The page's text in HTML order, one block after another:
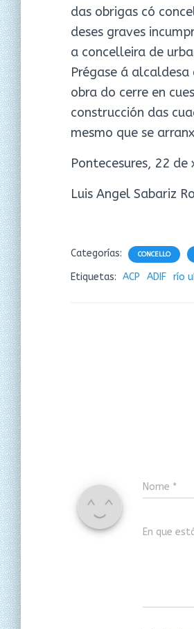
das obrigas có
deses graves
a concelleira de
Prégase á
obra do cerre en
construcción das
mesmo que se
Pontecesures, 22
Luis Angel Sabariz
Categorías: CONCELLO
Etiquetas: ACP ADIF río
Nome *
En que